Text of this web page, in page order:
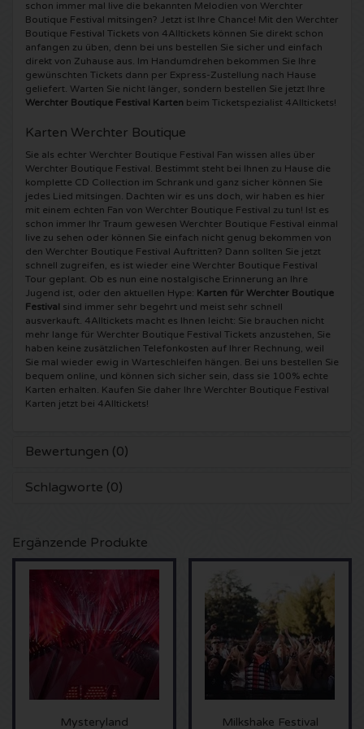
Shawn Mendes Karten
Oscar and the Wolf tickets
Red Hot Chili Peppers Karten
Bryan Adams Karten
Burna Boy Karten
Coldplay Karten
Patrick Bruel Karten
Avril Lavigne Karten
Genesis Karten
Anouk Karten
Lana del Rey Karten
Iron Maiden Karten
Maan Karten
Stromae Karten
Into The Great Wide Open Karten
Breda Live Karten
7th Sunday Festival Karten
Harmony of Hardcore Karten
Parkzicht Outdoor Festival Karten
Into the Woods Karten
The Qontinent Karten
Chin Chin Karten
Lekker en Live Karten
Kingsland Festival Karten
Disclosure Karten
Qapital Karten
Hardwell Karten
X-Qlusive Holland Karten
Supremacy Karten
X-Qlusive Karten
Glow in the Dark Karten
Audio Obscura Karten
A Nightmare in Rotterdam Karten
Underworld Karten
schon immer mal live die bekannten Melodien von Werchter
Boutique Festival mitsingen? Jetzt ist Ihre Chance! Mit den Werchter
Boutique Festival Tickets von 4Alltickets können Sie direkt schon
anfangen zu üben, denn bei uns bestellen Sie sicher und einfach
direkt von Zuhause aus. Im Handumdrehen bekommen Sie Ihre
gewünschten Tickets dann per Express-Zustellung nach Hause
geliefert. Warten Sie nicht länger, sondern bestellen Sie jetzt Ihre
Werchter Boutique Festival Karten beim Ticketspezialist 4Alltickets!
Karten Werchter Boutique
Sie als echter Werchter Boutique Festival Fan wissen alles über
Werchter Boutique Festival. Bestimmt steht bei Ihnen zu Hause die
komplette CD Collection im Schrank und ganz sicher können Sie
jedes Lied mitsingen. Dachten wir es uns doch, wir haben es hier
mit einem echten Fan von Werchter Boutique Festival zu tun! Ist es
schon immer Ihr Traum gewesen Werchter Boutique Festival einmal
live zu sehen oder können Sie einfach nicht genug bekommen von
den Werchter Boutique Festival Auftritten? Dann sollten Sie jetzt
schnell zugreifen, es ist wieder eine Werchter Boutique Festival
Tour geplant. Ob es nun eine nostalgische Erinnerung an Ihre
Jugend ist, oder den aktuellen Hype: Karten für Werchter Boutique
Festival sind immer sehr begehrt und meist sehr schnell
ausverkauft. 4Alltickets macht es Ihnen leicht: Sie brauchen nicht
mehr lange für Werchter Boutique Festival Tickets anzustehen, Sie
haben keine zusätzlichen Telefonkosten auf Ihrer Rechnung, weil
Sie mal wieder ewig in Warteschleifen hängen. Bei uns bestellen Sie
bequem online, und können sich sicher sein, dass sie 100% echte
Karten erhalten. Kaufen Sie daher Ihre Werchter Boutique Festival
Karten jetzt bei 4Alltickets!
Bewertungen (0)
Schlagworte (0)
Ergänzende Produkte
Mysteryland Milkshake Festival